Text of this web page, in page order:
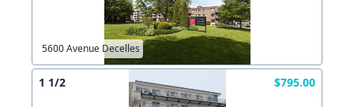
5600 Avenue Decelles
1 1/2 $795.00